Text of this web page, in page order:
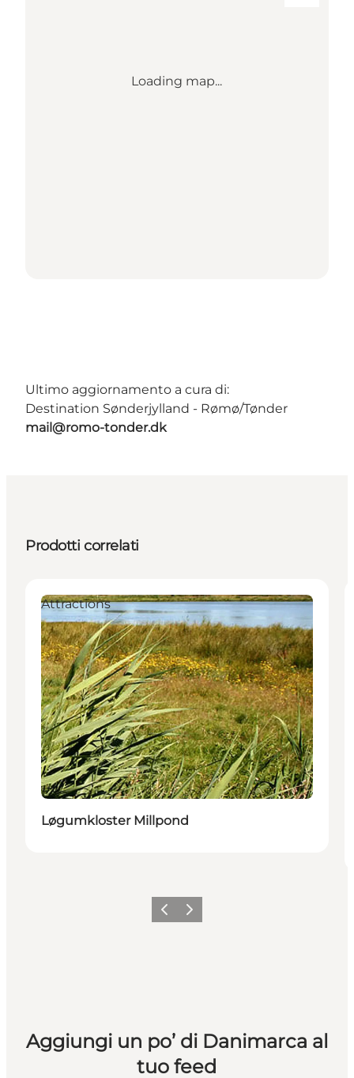
Loading map...
Ultimo aggiornamento a cura di:
Destination Sønderjylland - Rømø/Tønder
mail@romo-tonder.dk
Prodotti correlati
Attractions
Løgumkloster Millpond
Precedente
Avanti
Aggiungi un po’ di Danimarca al
tuo feed